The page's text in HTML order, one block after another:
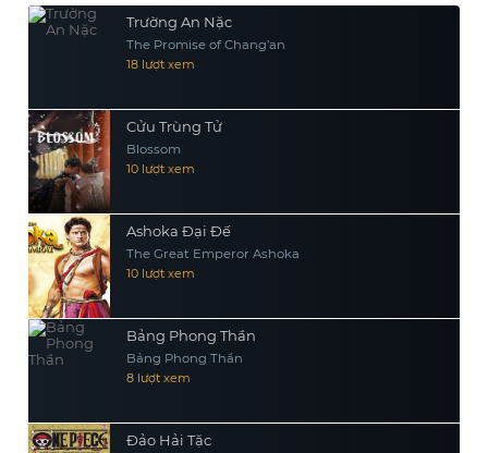
tồn tại qua những khắc nghiệt xung
quanh không?
Trường An Nặc
The Promise of Chang’an
18 lượt xem
Cửu Trùng Tử
Blossom
10 lượt xem
Ashoka Đại Đế
The Great Emperor Ashoka
10 lượt xem
Bảng Phong Thần
Bảng Phong Thần
8 lượt xem
Đảo Hải Tặc